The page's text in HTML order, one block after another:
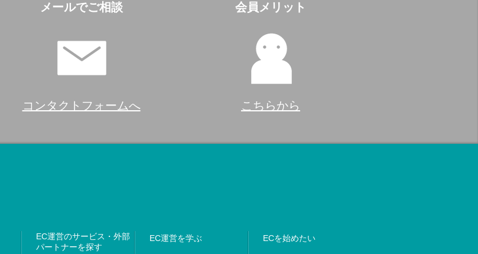
メールでご相談
コンタクトフォームへ
会員メリット
こちらから
EC運営のサービス・外部
パートナーを探す
EC運営を学ぶ ECを始めたい